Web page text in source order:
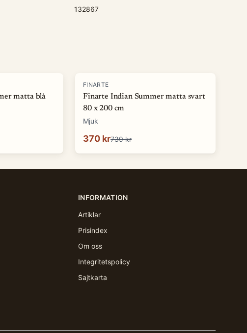
132867
matta blå
-50 %
FINARTE
Finarte Indian Summer matta svart
80 x 200 cm
Mjuk
370 kr739 kr
INFORMATION
Artiklar
Prisindex
Om oss
Integritetspolicy
Sajtkarta